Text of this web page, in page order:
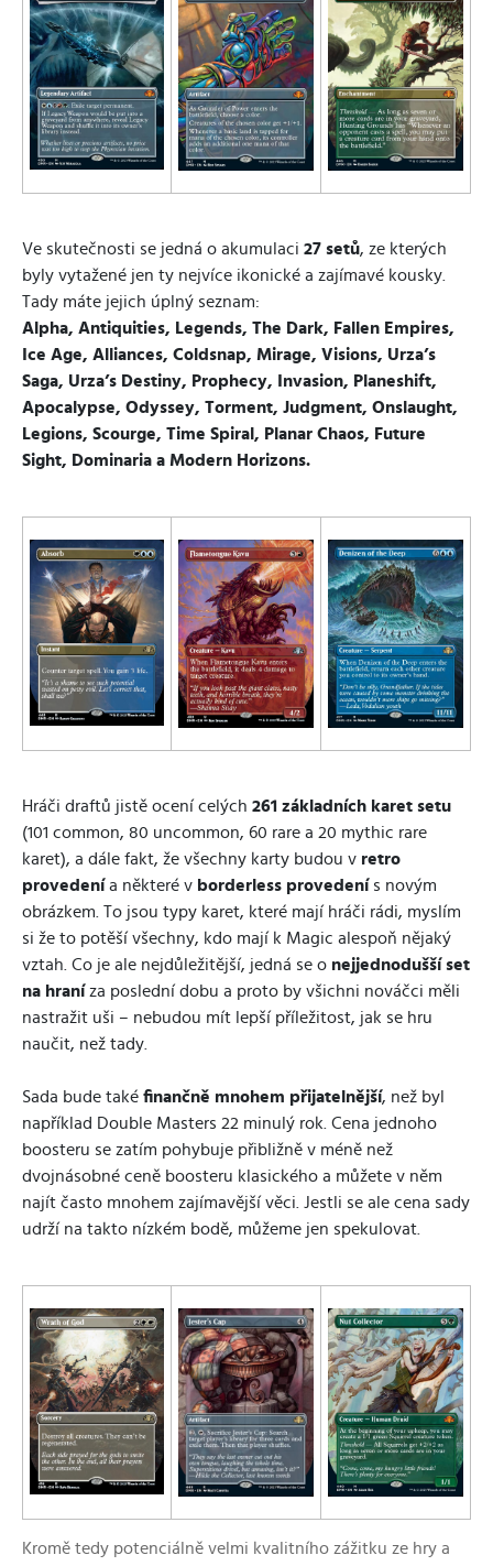
Ve skutečnosti se jedná o akumulaci 27 setů, ze kterých
byly vytažené jen ty nejvíce ikonické a zajímavé kousky.
Tady máte jejich úplný seznam:
Alpha, Antiquities, Legends, The Dark, Fallen Empires,
Ice Age, Alliances, Coldsnap, Mirage, Visions, Urza’s
Saga, Urza’s Destiny, Prophecy, Invasion, Planeshift,
Apocalypse, Odyssey, Torment, Judgment, Onslaught,
Legions, Scourge, Time Spiral, Planar Chaos, Future
Sight, Dominaria a Modern Horizons.
Hráči draftů jistě ocení celých 261 základních karet setu
(101 common, 80 uncommon, 60 rare a 20 mythic rare
karet), a dále fakt, že všechny karty budou v retro
provedenía některé v borderless provedenís novým
obrázkem. To jsou typy karet, které mají hráči rádi, myslím
si že to potěší všechny, kdo mají k Magic alespoň nějaký
vztah. Co je ale nejdůležitější, jedná se o nejjednodušší set
na hraníza poslední dobu a proto by všichni nováčci měli
nastražit uši – nebudou mít lepší příležitost, jak se hru
naučit, než tady.
Sada bude také finančně mnohem přijatelnější, než byl
například Double Masters 22 minulý rok. Cena jednoho
boosteru se zatím pohybuje přibližně v méně než
dvojnásobné ceně boosteru klasického a můžete v něm
najít často mnohem zajímavější věci. Jestli se ale cena sady
udrží na takto nízkém bodě, můžeme jen spekulovat.
Kromě tedy potenciálně velmi kvalitního zážitku ze hry a